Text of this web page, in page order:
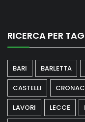
RICERCA PER TAG
BARI BARLETTA
CASTELLI
LAVORI LECCE